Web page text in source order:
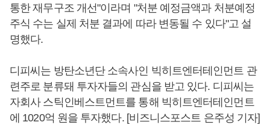
통한 재무구조 개선"이라며 "처분 예정금액과 처분예정
주식 수는 실제 처분 결과에 따라 변동될 수 있다"고 설
명했다.
디피씨는 방탄소년단 소속사인 빅히트엔터테인먼트 관
련주로 분류돼 투자자들의 관심을 받고 있다. 디피씨는
자회사 스틱인베스트먼트를 통해 빅히트엔터테인먼트
에 1020억 원을 투자했다. [비즈니스포스트 은주성 기자]